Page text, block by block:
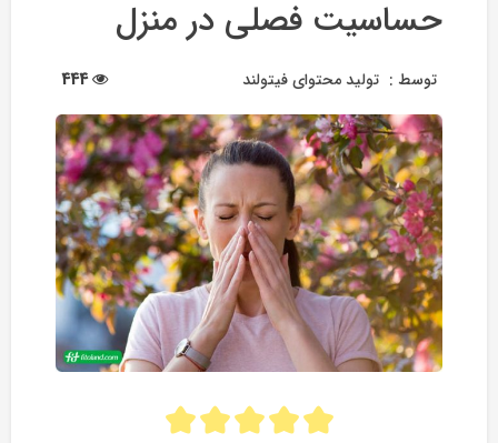
حساسیت فصلی در منزل
توسط : تولید محتوای فیتولند 444